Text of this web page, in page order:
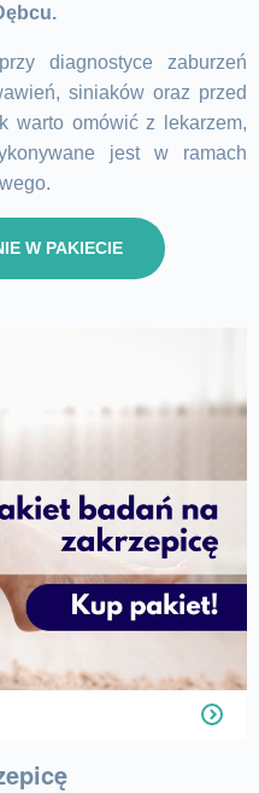
diagnostyce zaburzeń
siniaków oraz przed
warto omówić z lekarzem,
jest w ramach
W PAKIECIE